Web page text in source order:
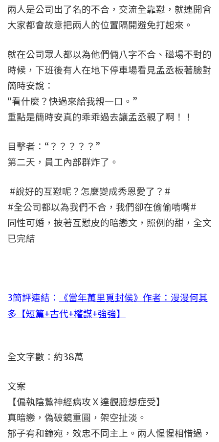
兩人是公司出了名的不合，交流全靠懟，就連開會
大家都會故意把兩人的位置隔開避免打起來。
就在公司眾人都以為他們倆八字不合、磁場不對的
時候，下班後有人在地下停車場看見孟丞板著臉對
簡時安說：
“看什麼？快過來給我親一口。”
重點是簡時安真的乖乖過去讓孟丞親了啊！！
目擊者：“？？？？？”
第二天，員工內部群炸了。
#說好的互懟呢？怎麼變成秀恩愛了？#
#全公司都以為我們不合，我們卻在偷偷啃嘴#
同性可婚，披著互懟皮的暗戀文，照例的甜，全文
已完結
3簡評連結：
《當年萬里覓封侯》作者：漫漫何其
多【短篇+古代+權謀+強強】
全文字數：約38萬
文案
【偏執陰鷙神經病攻Ｘ達觀臆想症受】
真暗戀，偽破鏡重圓，架空扯淡。
郁子宥和鐘宛，效忠不同主上。兩人惺惺相惜過，